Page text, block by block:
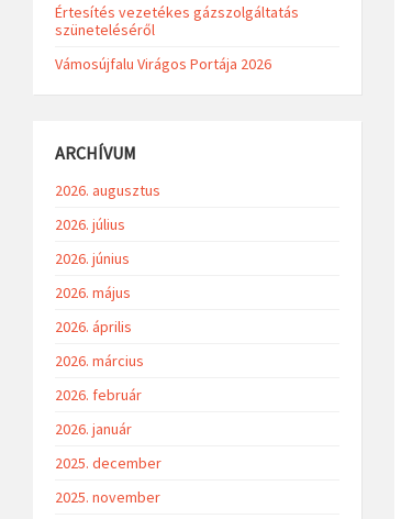
Értesítés vezetékes gázszolgáltatás
szüneteléséről
Vámosújfalu Virágos Portája 2026
ARCHÍVUM
2026. augusztus
2026. július
2026. június
2026. május
2026. április
2026. március
2026. február
2026. január
2025. december
2025. november